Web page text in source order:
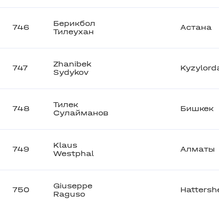
746
Берикбол
Тилеухан
Астана
747
Zhanibek
Sydykov
748
Тилек
Сулайманов
Бишкек
749
Klaus
Westphal
Алматы
750
Giuseppe
Raguso